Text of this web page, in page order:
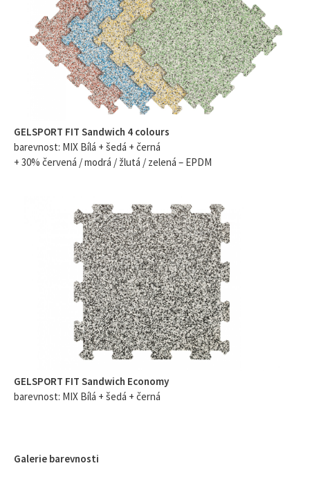
GELSPORT FIT Sandwich 4 colours
barevnost: MIX Bílá + šedá + černá
+ 30% červená / modrá / žlutá / zelená – EPDM
GELSPORT FIT Sandwich Economy
barevnost: MIX Bílá + šedá + černá
Galerie barevnosti